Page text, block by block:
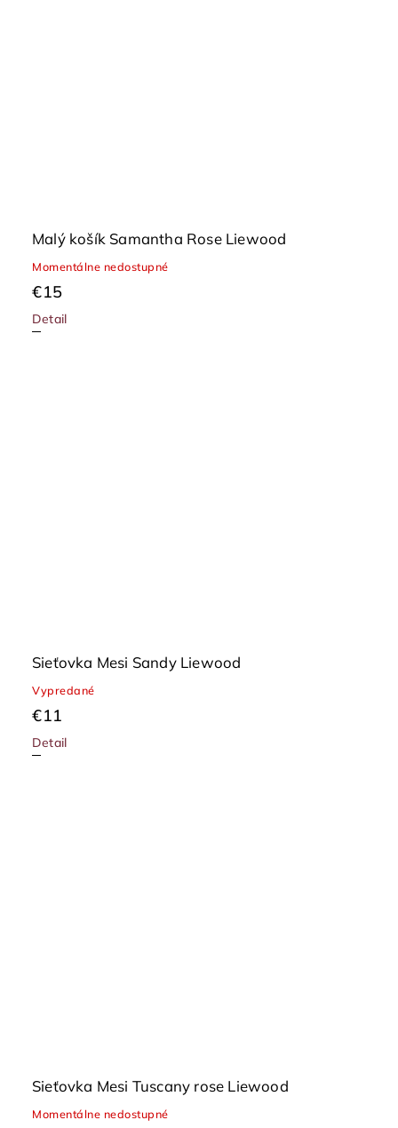
Malý košík Samantha Rose Liewood
Momentálne nedostupné
€15
Detail
Sieťovka Mesi Sandy Liewood
Vypredané
€11
Detail
Sieťovka Mesi Tuscany rose Liewood
Momentálne nedostupné